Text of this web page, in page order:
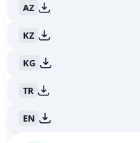
AZ
KZ
KG
TR
EN